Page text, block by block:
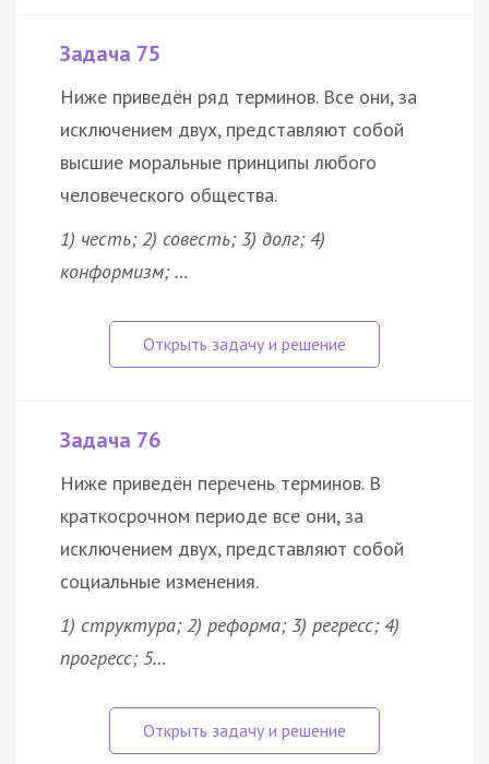
Задача 75
Ниже приведён ряд терминов. Все они, за
исключением двух, представляют собой
высшие моральные принципы любого
человеческого общества.
1) честь; 2) совесть; 3) долг; 4)
конформизм; …
Задача 76
Ниже приведён перечень терминов. В
краткосрочном периоде все они, за
исключением двух, представляют собой
социальные изменения.
1) структура; 2) реформа; 3) регресс; 4)
прогресс; 5…